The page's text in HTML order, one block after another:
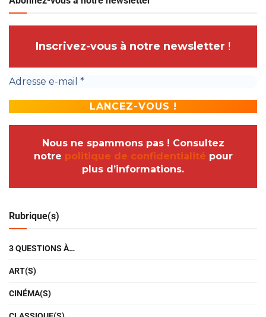
Inscrivez-vous à notre newsletter !
Nous ne spammons pas ! Consultez
notre politique de confidentialité pour
plus d’informations.
Rubrique(s)
3 QUESTIONS À…
ART(S)
CINÉMA(S)